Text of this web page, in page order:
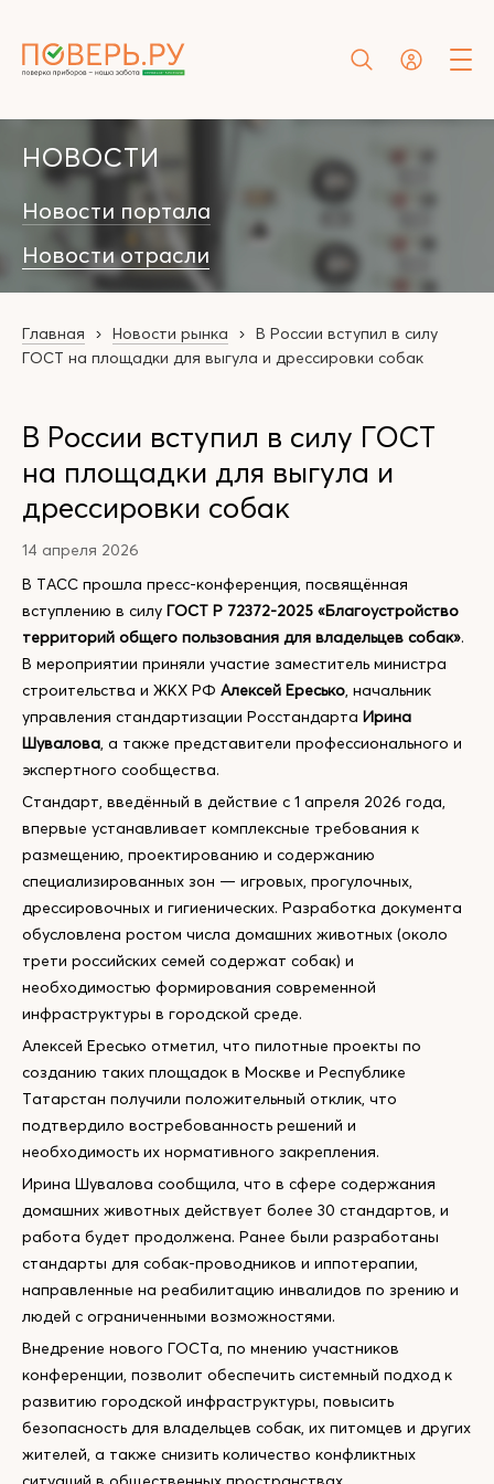
НОВОСТИ
Новости портала
Новости отрасли
Главная Новости рынка
В России вступил в силу
ГОСТ на площадки для выгула и дрессировки собак
В России вступил в силу ГОСТ
на площадки для выгула и
дрессировки собак
14 апреля 2026
В ТАСС прошла пресс-конференция, посвящённая
вступлению в силу ГОСТ Р 72372-2025 «Благоустройство
территорий общего пользования для владельцев собак».
В мероприятии приняли участие заместитель министра
строительства и ЖКХ РФ Алексей Ересько, начальник
управления стандартизации Росстандарта Ирина
Шувалова, а также представители профессионального и
экспертного сообщества.
Стандарт, введённый в действие с 1 апреля 2026 года,
впервые устанавливает комплексные требования к
размещению, проектированию и содержанию
специализированных зон — игровых, прогулочных,
дрессировочных и гигиенических. Разработка документа
обусловлена ростом числа домашних животных (около
трети российских семей содержат собак) и
необходимостью формирования современной
инфраструктуры в городской среде.
Алексей Ересько отметил, что пилотные проекты по
созданию таких площадок в Москве и Республике
Татарстан получили положительный отклик, что
подтвердило востребованность решений и
необходимость их нормативного закрепления.
Ирина Шувалова сообщила, что в сфере содержания
домашних животных действует более 30 стандартов, и
работа будет продолжена. Ранее были разработаны
стандарты для собак-проводников и иппотерапии,
направленные на реабилитацию инвалидов по зрению и
людей с ограниченными возможностями.
Внедрение нового ГОСТа, по мнению участников
конференции, позволит обеспечить системный подход к
развитию городской инфраструктуры, повысить
безопасность для владельцев собак, их питомцев и других
жителей, а также снизить количество конфликтных